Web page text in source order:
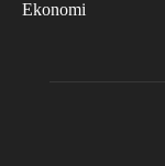
Ekonomi